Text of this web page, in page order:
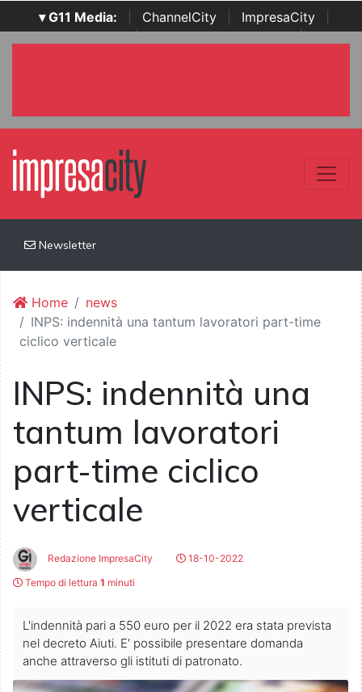
▾ G11 Media: ChannelCity ImpresaCity
SecurityOpenLab | Italian Channel Awards | Italian
Newsletter
Home
news
INPS: indennità una tantum lavoratori part-time
ciclico verticale
INPS: indennità una
tantum lavoratori
part-time ciclico
verticale
Redazione ImpresaCity
18-10-2022
Tempo di lettura 1 minuti
L'indennità pari a 550 euro per il 2022 era stata prevista
nel decreto Aiuti. E' possibile presentare domanda
anche attraverso gli istituti di patronato.